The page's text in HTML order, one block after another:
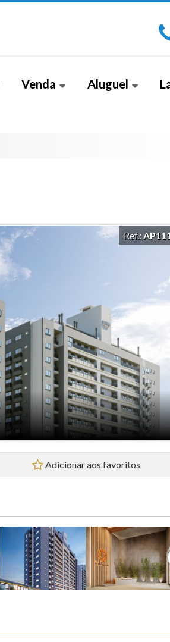
Venda
Casa Duplex (8)
Flat (5)
Pousada (1)
Sala Comercial (4)
Sítio (2)
Sobrado (32)
Terreno (38)
Aluguel
Ref.:
Adicionar aos favoritos